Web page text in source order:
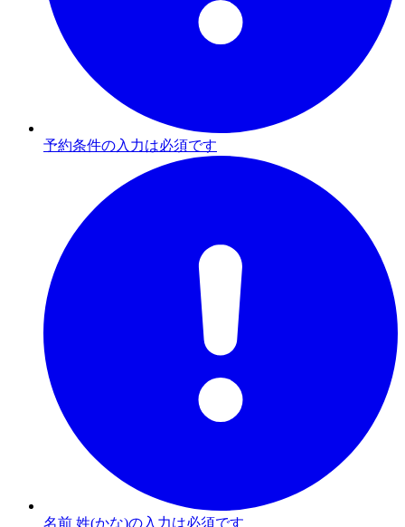
予約条件の入力は必須です
名前 姓(かな)の入力は必須です